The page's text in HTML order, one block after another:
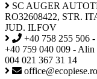
SC AUGER
RO32608422, STR.
JUD. ILFOV
+40 758 255 506
+40 759 040 009 - Alin
004 021 367 31 14
office@ecopiese.ro